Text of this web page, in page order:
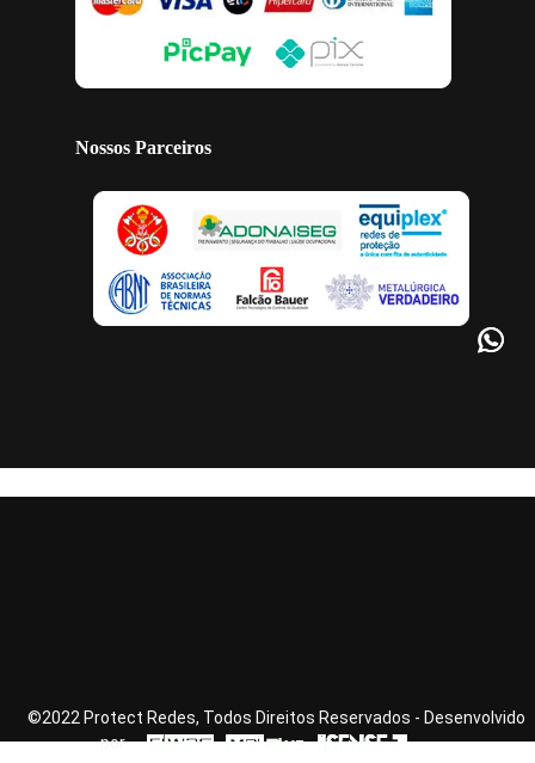
Nossos Parceiros
©2022 Protect Redes, Todos Direitos Reservados - Desenvolvido
por